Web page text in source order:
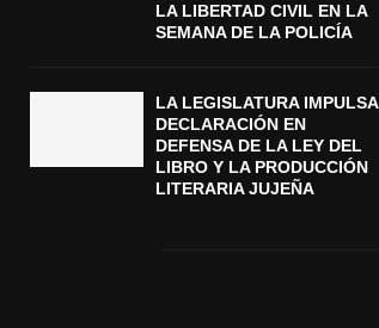
LA LIBERTAD CIVIL EN LA
SEMANA DE LA POLICÍA
LA LEGISLATURA IMPULSA
DECLARACIÓN EN
DEFENSA DE LA LEY DEL
LIBRO Y LA PRODUCCIÓN
LITERARIA JUJEÑA